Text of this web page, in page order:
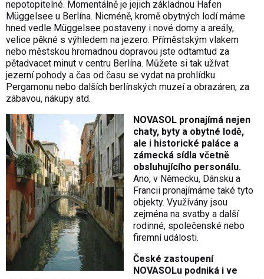
nepotopitelné. Momentálně je jejich základnou Hafen
Müggelsee u Berlína. Nicméně, kromě obytných lodí máme
hned vedle Müggelsee postaveny i nové domy a areály,
velice pěkné s výhledem na jezero. Příměstským vlakem
nebo městskou hromadnou dopravou jste odtamtud za
pětadvacet minut v centru Berlína. Můžete si tak užívat
jezerní pohody a čas od času se vydat na prohlídku
Pergamonu nebo dalších berlínských muzeí a obrazáren, za
zábavou, nákupy atd.
NOVASOL pronajímá nejen
chaty, byty a obytné lodě,
ale i historické paláce a
zámecká sídla včetně
obsluhujícího personálu.
Ano, v Německu, Dánsku a
Francii pronajímáme také tyto
objekty. Využívány jsou
zejména na svatby a další
rodinné, společenské nebo
firemní události.
České zastoupení
NOVASOLu podniká i ve